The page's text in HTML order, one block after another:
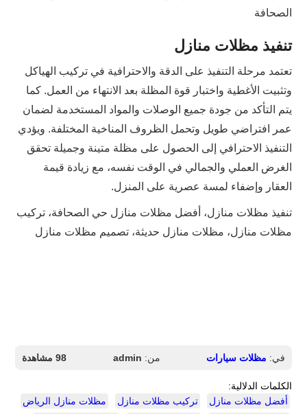
الصحافة
تنفيذ مظلات منازل
تعتمد مرحلة التنفيذ على الدقة والاحترافية في تركيب الهياكل
وتثبيت الأغطية واختبار قوة المظلة بعد الانتهاء من العمل. كما
يتم التأكد من جودة جميع الوصلات والمواد المستخدمة لضمان
عمر افتراضي طويل وتحمل الظروف المناخية المختلفة. ويؤدي
التنفيذ الاحترافي إلى الحصول على مظلة متينة وجميلة تحقق
الغرض العملي والجمالي في الوقت نفسه، مع زيادة قيمة
العقار وإضفاء لمسة عصرية على المنزل.
تنفيذ مظلات منازل، أفضل مظلات منازل حي الصحافة، تركيب
مظلات منازل، مظلات منازل حديثة، تصميم مظلات منازل
في: مظلات سيارات من: admin 98 مشاهدة
الكلمات الدلالية:
أفضل مظلات منازل
تركيب مظلات منازل
مظلات منازل الرياض